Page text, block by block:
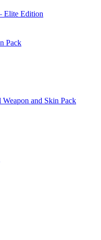
Elite Edition
Pack
and Skin Pack